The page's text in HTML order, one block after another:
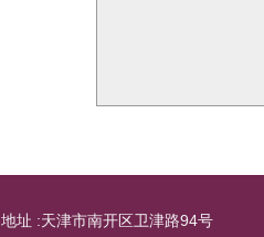
地址 :天津市南开区卫津路94号